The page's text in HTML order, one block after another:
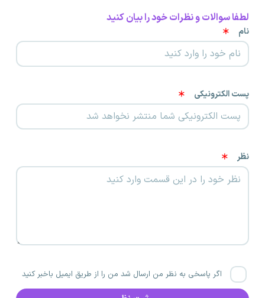
لطفا سوالات و نظرات خود را بیان کنید
نام
پست الکترونیکی
نظر
اگر پاسخی به نظر من ارسال شد من را از طریق ایمیل باخبر کنید